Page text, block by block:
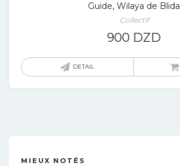
Guide, Wilaya de Blida
Collectif
900 DZD
DETAIL
MIEUX NOTÉS